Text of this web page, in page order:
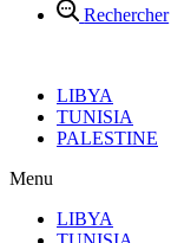
Rechercher
LIBYA
TUNISIA
PALESTINE
Menu
LIBYA